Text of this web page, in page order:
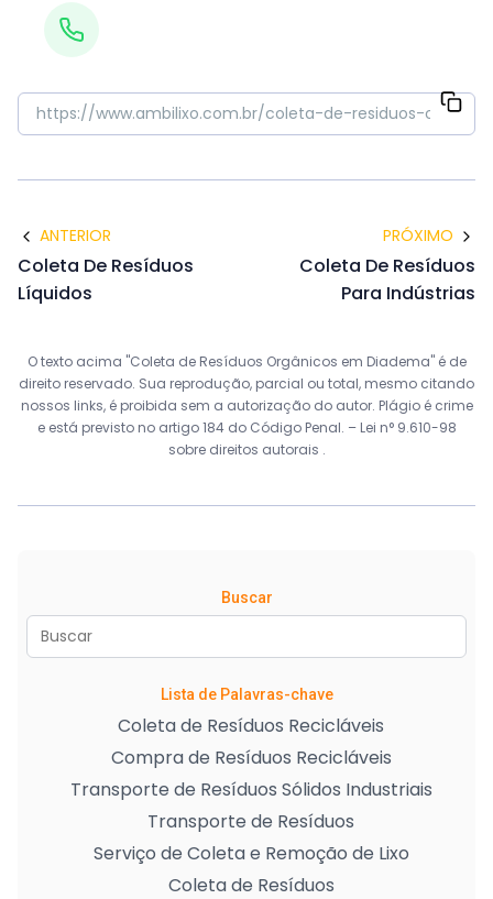
ANTERIOR
Coleta De Resíduos
Líquidos
PRÓXIMO
Coleta De Resíduos
Para Indústrias
O texto acima "Coleta de Resíduos Orgânicos em Diadema" é de
direito reservado. Sua reprodução, parcial ou total, mesmo citando
nossos links, é proibida sem a autorização do autor. Plágio é crime
e está previsto no artigo 184 do Código Penal. – Lei n° 9.610-98
sobre direitos autorais .
Buscar
Lista de Palavras-chave
Coleta de Resíduos Recicláveis
Compra de Resíduos Recicláveis
Transporte de Resíduos Sólidos Industriais
Transporte de Resíduos
Serviço de Coleta e Remoção de Lixo
Coleta de Resíduos